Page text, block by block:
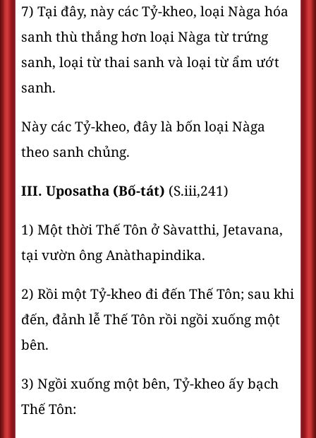
7) Tại đây, này các Tỷ-kheo, loại Nàga hóa
sanh thù thắng hơn loại Nàga từ trứng
sanh, loại từ thai sanh và loại từ ẩm ướt
sanh.
Này các Tỷ-kheo, đây là bốn loại Nàga
theo sanh chủng.
III. Uposatha (Bố-tát) (S.iii,241)
1) Một thời Thế Tôn ở Sàvatthi, Jetavana,
tại vườn ông Anàthapindika.
2) Rồi một Tỷ-kheo đi đến Thế Tôn; sau khi
đến, đảnh lễ Thế Tôn rồi ngồi xuống một
bên.
3) Ngồi xuống một bên, Tỷ-kheo ấy bạch
Thế Tôn: